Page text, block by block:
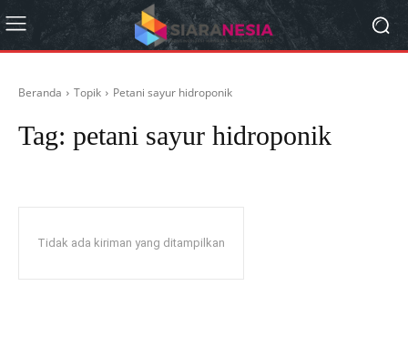
Beranda Topik Petani sayur hidroponik
Tag: petani sayur hidroponik
Tidak ada kiriman yang ditampilkan